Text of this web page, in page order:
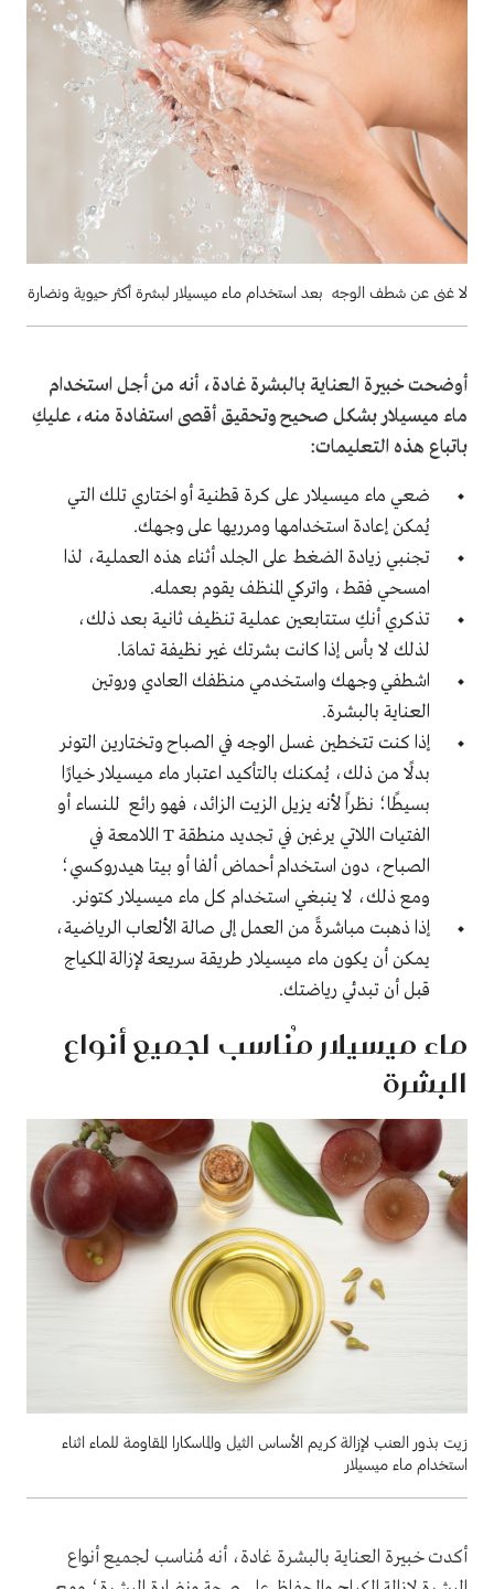
لا غنى عن شطف الوجه بعد استخدام ماء ميسيلار لبشرة أكثر حيوية ونضارة
أوضحت خبيرة العناية بالبشرة غادة، أنه من أجل استخدام
ماء ميسيلار بشكل صحيح وتحقيق أقصى استفادة منه، عليكِ
باتباع هذه التعليمات:
ضعي ماء ميسيلار على كرة قطنية أو اختاري تلك التي
يُمكن إعادة استخدامها ومرريها على وجهك.
تجنبي زيادة الضغط على الجلد أثناء هذه العملية، لذا
امسحي فقط، واتركي المنظف يقوم بعمله.
تذكري أنكِ ستتابعين عملية تنظيف ثانية بعد ذلك،
لذلك لا بأس إذا كانت بشرتك غير نظيفة تمامَا.
اشطفي وجهك واستخدمي منظفك العادي وروتين
العناية بالبشرة.
إذا كنت تتخطين غسل الوجه في الصباح وتختارين التونر
بدلًا من ذلك، يُمكنك بالتأكيد اعتبار ماء ميسيلار خيارًا
بسيطًا؛ نظراً لأنه يزيل الزيت الزائد، فهو رائع للنساء أو
الفتيات اللاتي يرغبن في تجديد منطقةT اللامعة في
الصباح، دون استخدام أحماض ألفا أو بيتا هيدروكسي؛
ومع ذلك، لا ينبغي استخدام كل ماء ميسيلار كتونر.
إذا ذهبت مباشرةً من العمل إلى صالة الألعاب الرياضية،
يمكن أن يكون ماء ميسيلار طريقة سريعة لإزالة المكياج
قبل أن تبدئي رياضتك.
ماء ميسيلار مُناسب لجميع أنواع
البشرة
زيت بذور العنب لإزالة كريم الأساس الثيل والماسكارا المقاومة للماء اثناء
استخدام ماء ميسيلار
أكدت خبيرة العناية بالبشرة غادة، أنه مُناسب لجميع أنواع